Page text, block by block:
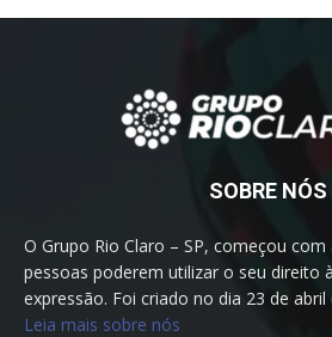
SOBRE NÓS
O Grupo Rio Claro – SP, começou com
pessoas poderem utilizar o seu direito
expressão. Foi criado no dia 23 de
Leia mais sobre nós